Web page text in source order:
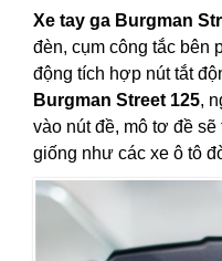
Xe tay ga Burgman
đèn, cụm công tắc bên
động tích hợp nút tắt
Burgman Street 125,
vào nút đề, mô tơ đề
giống như các xe ô tô